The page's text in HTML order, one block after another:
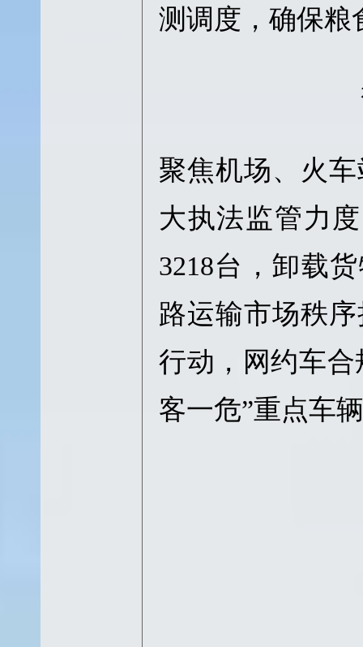
测调度，确保粮
聚焦机场、火
大执法监管力
3218台，卸载
路运输市场秩
行动，网约车合
客一危”重点车